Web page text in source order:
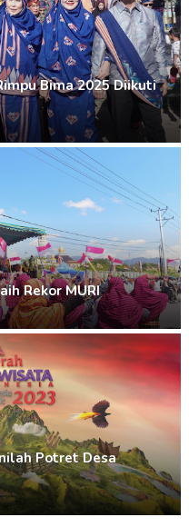
Bima 2025 Diikuti
Rekor MURI
Potret Desa